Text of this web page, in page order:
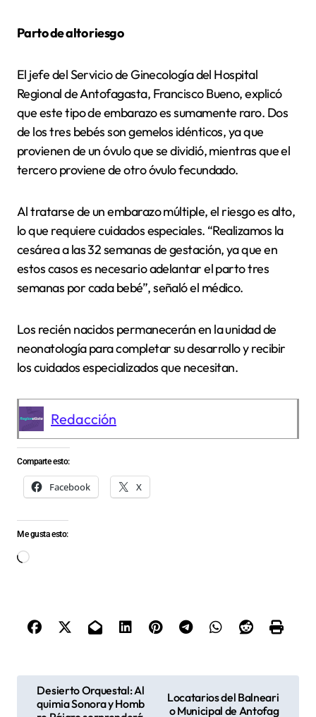
Parto de alto riesgo
El jefe del Servicio de Ginecología del Hospital
Regional de Antofagasta, Francisco Bueno, explicó
que este tipo de embarazo es sumamente raro. Dos
de los tres bebés son gemelos idénticos, ya que
provienen de un óvulo que se dividió, mientras que el
tercero proviene de otro óvulo fecundado.
Al tratarse de un embarazo múltiple, el riesgo es alto,
lo que requiere cuidados especiales. “Realizamos la
cesárea a las 32 semanas de gestación, ya que en
estos casos es necesario adelantar el parto tres
semanas por cada bebé”, señaló el médico.
Los recién nacidos permanecerán en la unidad de
neonatología para completar su desarrollo y recibir
los cuidados especializados que necesitan.
Redacción
Comparte esto:
Facebook X
Me gusta esto:
Cargando...
Desierto Orquestal: Al
quimia Sonora y Homb
Locatarios del Balneari
o Municipal de Antofag